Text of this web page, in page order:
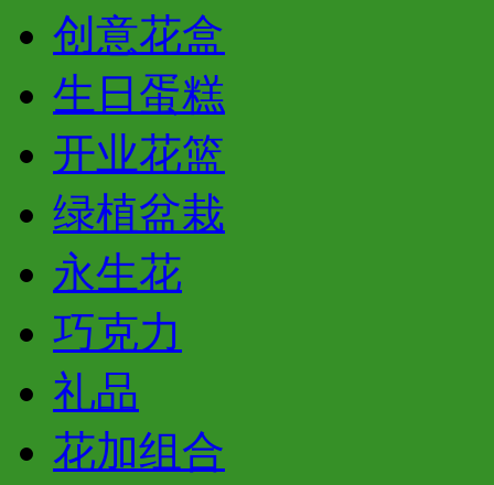
创意花盒
生日蛋糕
开业花篮
绿植盆栽
永生花
巧克力
礼品
花加组合